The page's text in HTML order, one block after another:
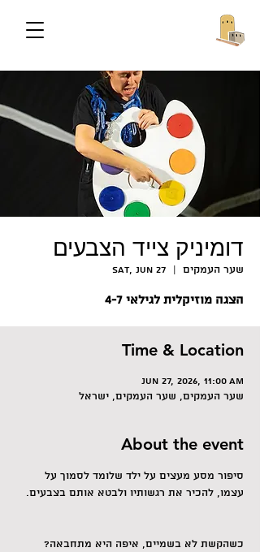
דומיניק צייד הצבעים
Sat, Jun 27
  |
שער העמקים
הצגה מוזיקלית לגילאי 4-7
Time & Location
Jun 27, 2026, 11:00 AM
שער העמקים, שער העמקים, ישראל
About the event
סיפור מסע מעצים על ילד שלומד לסמוך על
עצמו, להכיר את רגשותיו ולבטא אותם בצבעים.
כשהקשת לא בשמיים, איפה היא מתחבאה?